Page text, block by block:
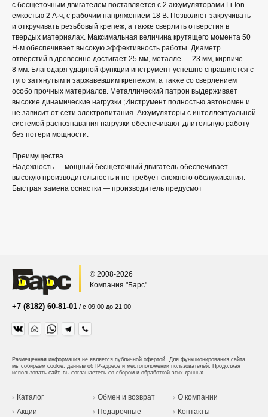
с бесщеточным двигателем поставляется с 2 аккумуляторами Li-Ion
емкостью 2 А·ч, с рабочим напряжением 18 В. Позволяет закручивать
и откручивать резьбовый крепеж, а также сверлить отверстия в
твердых материалах. Максимальная величина крутящего момента 50
Н·м обеспечивает высокую эффективность работы. Диаметр
отверстий в древесине достигает 25 мм, металле — 23 мм, кирпиче —
8 мм. Благодаря ударной функции инструмент успешно справляется с
туго затянутым и заржавевшим крепежом, а также со сверлением
особо прочных материалов. Металлический патрон выдерживает
высокие динамические нагрузки.;Инструмент полностью автономен и
не зависит от сети электропитания. Аккумуляторы с интеллектуальной
системой распознавания нагрузки обеспечивают длительную работу
без потери мощности.
Преимущества
Надежность — мощный бесщеточный двигатель обеспечивает
высокую производительность и не требует сложного обслуживания.
Быстрая замена оснастки — производитель предусмот
© 2008-2026
Компания "Барс"
+7 (8182) 60-81-01 / с 09:00 до 21:00
Размещенная информация не является публичной офертой. Для функционирования сайта
мы собираем cookie, данные об IP-адресе и местоположении пользователей. Продолжая
использовать сайт, вы соглашаетесь со сбором и обработкой этих данных.
Каталог
Акции
Обмен и возврат
Подарочные
О компании
Контакты